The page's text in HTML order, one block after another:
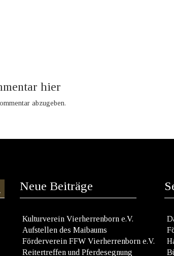
hier
abzugeben.
Neue Beiträge
Kulturverein Vierherrenborn e.V.
Aufstellen des Maibaums
Förderverein FFW Vierherrenborn e.V.
Reitertreffen und Pferdesegnung